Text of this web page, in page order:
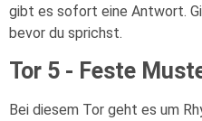
gibt es sofort eine Antwort.
bevor du sprichst.
Tor 5 - Feste
Bei diesem Tor geht es um